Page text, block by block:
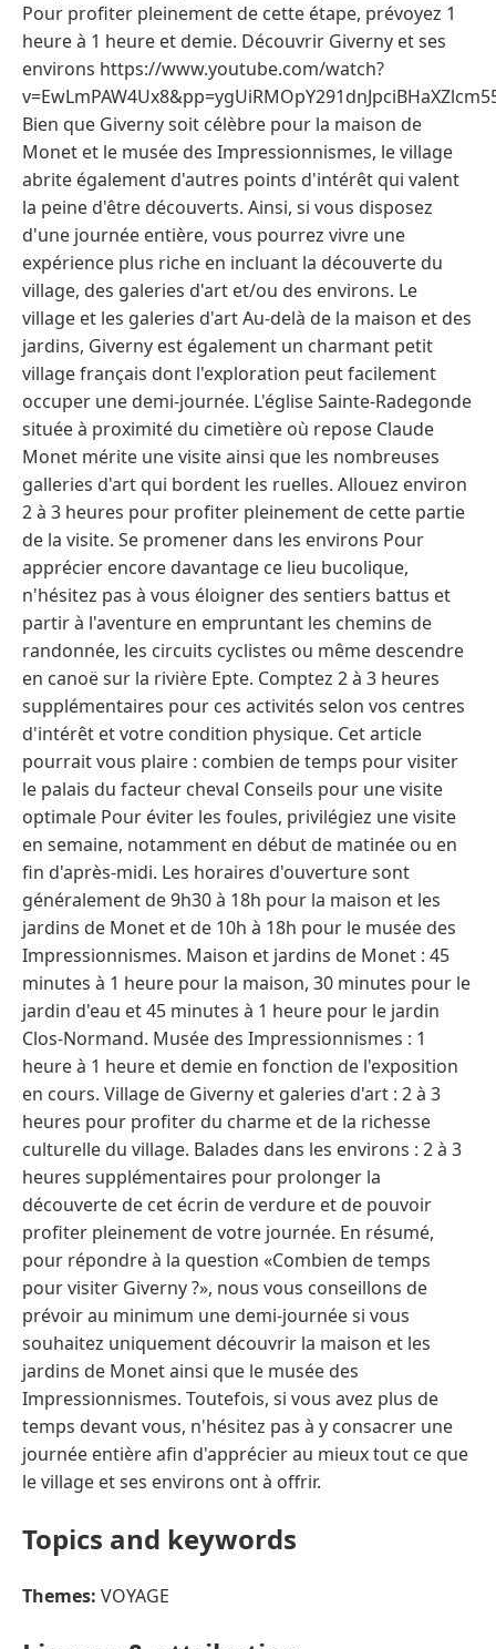
Pour profiter pleinement de cette étape, prévoyez 1
heure à 1 heure et demie. Découvrir Giverny et ses
environs https://www.youtube.com/watch?
Bien que Giverny soit célèbre pour la maison de
Monet et le musée des Impressionnismes, le village
abrite également d'autres points d'intérêt qui valent
la peine d'être découverts. Ainsi, si vous disposez
d'une journée entière, vous pourrez vivre une
expérience plus riche en incluant la découverte du
village, des galeries d'art et/ou des environs. Le
village et les galeries d'art Au-delà de la maison et des
jardins, Giverny est également un charmant petit
village français dont l'exploration peut facilement
occuper une demi-journée. L'église Sainte-Radegonde
située à proximité du cimetière où repose Claude
Monet mérite une visite ainsi que les nombreuses
galleries d'art qui bordent les ruelles. Allouez environ
2 à 3 heures pour profiter pleinement de cette partie
de la visite. Se promener dans les environs Pour
apprécier encore davantage ce lieu bucolique,
n'hésitez pas à vous éloigner des sentiers battus et
partir à l'aventure en empruntant les chemins de
randonnée, les circuits cyclistes ou même descendre
en canoë sur la rivière Epte. Comptez 2 à 3 heures
supplémentaires pour ces activités selon vos centres
d'intérêt et votre condition physique. Cet article
pourrait vous plaire : combien de temps pour visiter
le palais du facteur cheval Conseils pour une visite
optimale Pour éviter les foules, privilégiez une visite
en semaine, notamment en début de matinée ou en
fin d'après-midi. Les horaires d'ouverture sont
généralement de 9h30 à 18h pour la maison et les
jardins de Monet et de 10h à 18h pour le musée des
Impressionnismes. Maison et jardins de Monet : 45
minutes à 1 heure pour la maison, 30 minutes pour le
jardin d'eau et 45 minutes à 1 heure pour le jardin
Clos-Normand. Musée des Impressionnismes : 1
heure à 1 heure et demie en fonction de l'exposition
en cours. Village de Giverny et galeries d'art : 2 à 3
heures pour profiter du charme et de la richesse
culturelle du village. Balades dans les environs : 2 à 3
heures supplémentaires pour prolonger la
découverte de cet écrin de verdure et de pouvoir
profiter pleinement de votre journée. En résumé,
pour répondre à la question «Combien de temps
pour visiter Giverny ?», nous vous conseillons de
prévoir au minimum une demi-journée si vous
souhaitez uniquement découvrir la maison et les
jardins de Monet ainsi que le musée des
Impressionnismes. Toutefois, si vous avez plus de
temps devant vous, n'hésitez pas à y consacrer une
journée entière afin d'apprécier au mieux tout ce que
le village et ses environs ont à offrir.
Topics and keywords
Themes: VOYAGE